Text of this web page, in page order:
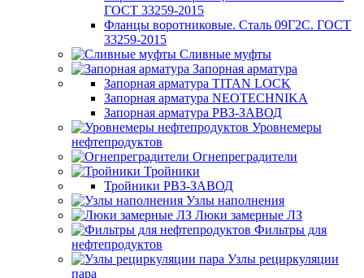
ГОСТ 33259-2015
Фланцы воротниковые. Сталь 09Г2С. ГОСТ
33259-2015
Сливные муфты
Запорная арматура
Запорная арматура TITAN LOCK
Запорная арматура NEOTECHNIKA
Запорная арматура РВЗ-ЗАВОД
Уровнемеры
нефтепродуктов
Огнепреградители
Тройники
Тройники РВЗ-ЗАВОД
Узлы наполнения
Люки замерные ЛЗ
Фильтры для
нефтепродуктов
Узлы рециркуляции
пара